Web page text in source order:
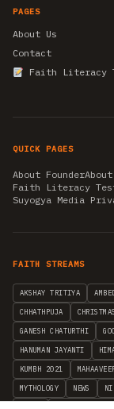
PAGES
About Us
Contact
Faith Literacy
QUICK PAGES
About Founder
Faith Literacy
Suyogya Media
FAITH STREAMS
AKSHAY TRITIYA
CHHATHPUJA
GANESH CHATURTHI
HANUMAN JAYANTI
KUMBH 2021
MYTHOLOGY NEWS